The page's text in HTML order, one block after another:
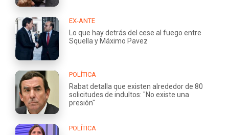
EX-ANTE
Lo que hay detrás del cese al fuego entre
Squella y Máximo Pavez
POLÍTICA
Rabat detalla que existen alrededor de 80
solicitudes de indultos: "No existe una
presión"
POLÍTICA